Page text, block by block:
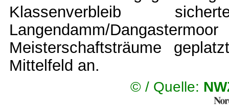
Klassenverbleib
Langendamm/
Meisterschaftsträume
Mittelfeld an.
© / Quelle: